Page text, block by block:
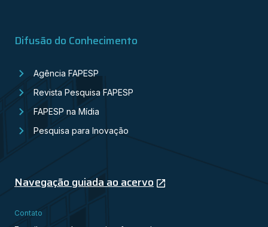
Difusão do Conhecimento
Agência FAPESP
Revista Pesquisa FAPESP
FAPESP na Mídia
Pesquisa para Inovação
Navegação guiada ao acervo
Contato